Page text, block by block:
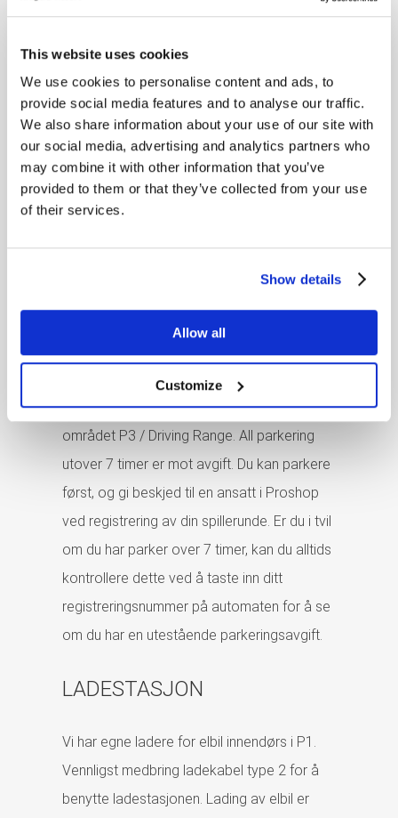
This website uses cookies
We use cookies to personalise content and ads, to
provide social media features and to analyse our traffic.
We also share information about your use of our site with
our social media, advertising and analytics partners who
may combine it with other information that you’ve
provided to them or that they’ve collected from your use
of their services.
Show details
Allow all
Customize
For brukere som ikke kan laste ned appen i
norske Appstore / Google Play, så kan
nettsidenflow.apcoa.no
enten registrere en profil eller bruke siden
Proshop for inntil 7 timer gratis parkering før
starten av en spillerunde. Gjelder kun på
området P3 / Driving Range. All parkering
utover 7 timer er mot avgift. Du kan parkere
først, og gi beskjed til en ansatt i Proshop
ved registrering av din spillerunde. Er du i tvil
om du har parker over 7 timer, kan du alltids
kontrollere dette ved å taste inn ditt
registreringsnummer på automaten for å se
om du har en utestående parkeringsavgift.
LADESTASJON
Vi har egne ladere for elbil innendørs i P1.
Vennligst medbring ladekabel type 2 for å
benytte ladestasjonen. Lading av elbil er